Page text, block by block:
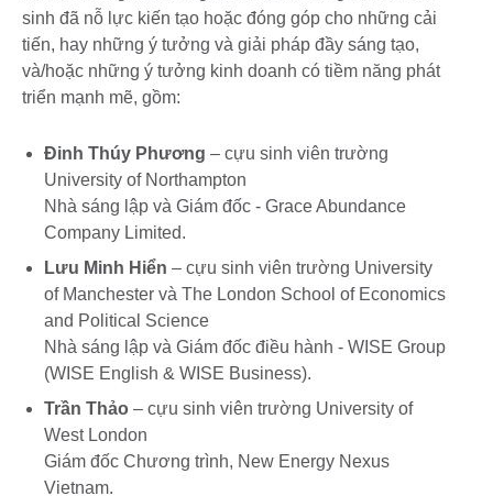
sinh đã nỗ lực kiến tạo hoặc đóng góp cho những cải
tiến, hay những ý tưởng và giải pháp đầy sáng tạo,
và/hoặc những ý tưởng kinh doanh có tiềm năng phát
triển mạnh mẽ, gồm:
Đinh Thúy Phương – cựu sinh viên trường
University of Northampton
Nhà sáng lập và Giám đốc - Grace Abundance
Company Limited.
Lưu Minh Hiển – cựu sinh viên trường University
of Manchester và The London School of Economics
and Political Science
Nhà sáng lập và Giám đốc điều hành - WISE Group
(WISE English & WISE Business).
Trần Thảo – cựu sinh viên trường University of
West London
Giám đốc Chương trình, New Energy Nexus
Vietnam.